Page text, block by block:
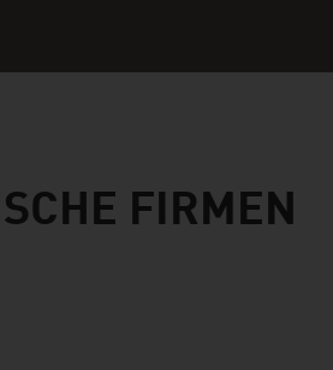
FIRMEN